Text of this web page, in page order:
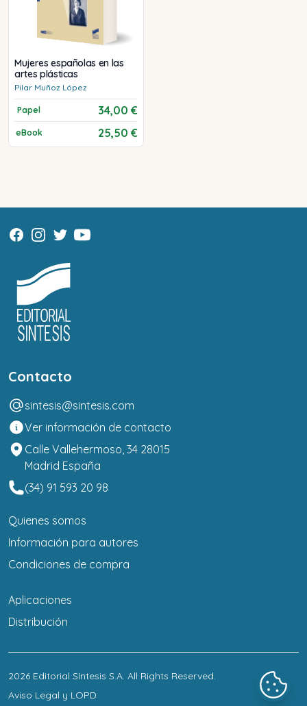
Mujeres españolas en las
artes plásticas
Pilar Muñoz López
Papel 34,00 €
eBook 25,50 €
Contacto
sintesis@sintesis.com
Ver información de contacto
Calle Vallehermoso, 34 28015
Madrid España
(34) 91 593 20 98
Quienes somos
Información para autores
Condiciones de compra
Aplicaciones
Distribución
2026 Editorial Síntesis S.A. All Rights Reserved.
Aviso Legal y LOPD